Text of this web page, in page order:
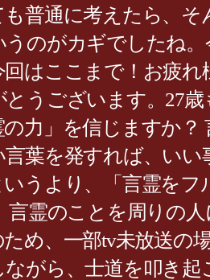
普通に考えたら、
うのがカギでしたね
はここまで！お疲
うございます。27
力」を信じますか
葉を発すれば、いい
いうより、「言霊を
言霊のことを周りの
め、一部tv未放送の
がら、士道を叩き起